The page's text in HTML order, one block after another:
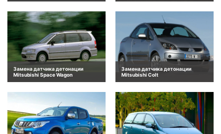
Замена датчика детонации
Mitsubishi Space Wagon
Замена датчика детонации
Mitsubishi Colt